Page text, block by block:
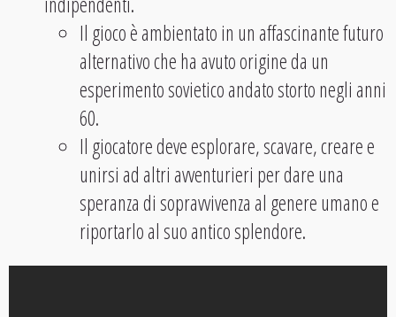
Il gioco è ambientato in un affascinante futuro
alternativo che ha avuto origine da un
esperimento sovietico andato storto negli anni
60.
Il giocatore deve esplorare, scavare, creare e
unirsi ad altri avventurieri per dare una
speranza di sopravvivenza al genere umano e
riportarlo al suo antico splendore.